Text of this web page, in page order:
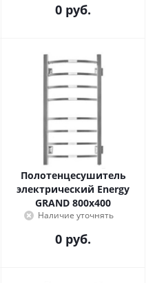
0 руб.
Полотенцесушитель
электрический Energy
GRAND 800x400
Наличие уточнять
0 руб.